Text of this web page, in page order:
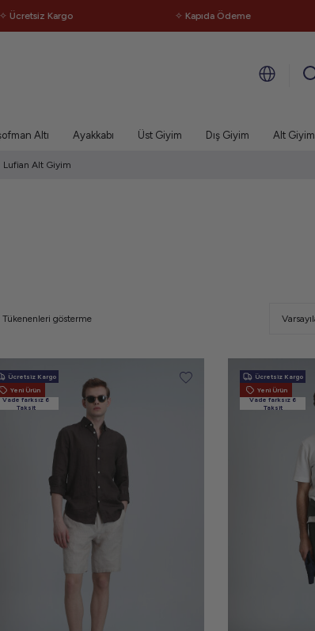
Kargo ✧ Kapıda Ödeme
Altı Ayakkabı Üst Giyim Dış Giyim Alt Giyim
Lufian Alt Giyim
Tükenenleri gösterme
Ücretsiz Kargo
Yeni Ürün
Vade farksız 6
Taksit
Ücretsiz Kargo
Yeni Ürün
Vade farksız 6
Taksit